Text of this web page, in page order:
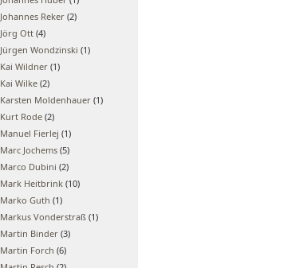
Johannes Reker (2)
Jörg Ott (4)
Jürgen Wondzinski (1)
Kai Wildner (1)
Kai Wilke (2)
Karsten Moldenhauer (1)
Kurt Rode (2)
Manuel Fierlej (1)
Marc Jochems (5)
Marco Dubini (2)
Mark Heitbrink (10)
Marko Guth (1)
Markus Vonderstraß (1)
Martin Binder (3)
Martin Forch (6)